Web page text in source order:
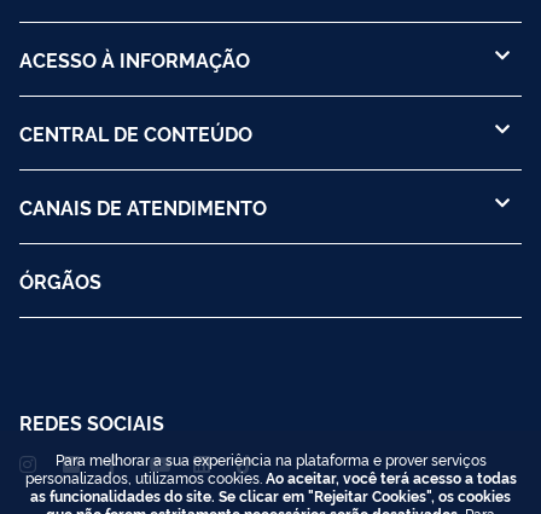
ACESSO À INFORMAÇÃO
CENTRAL DE CONTEÚDO
CANAIS DE ATENDIMENTO
ÓRGÃOS
REDES SOCIAIS
Para melhorar a sua experiência na plataforma e prover serviços
personalizados, utilizamos cookies. Ao aceitar, você terá acesso a todas
as funcionalidades do site. Se clicar em "Rejeitar Cookies", os cookies